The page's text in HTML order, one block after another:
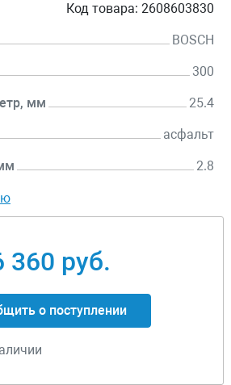
Код товара: 2608603830
BOSCH
300
мм 25.4
асфальт
2.8
360 руб.
о поступлении